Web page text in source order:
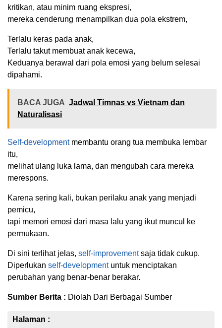
kritikan, atau minim ruang ekspresi,
mereka cenderung menampilkan dua pola ekstrem,
Terlalu keras pada anak,
Terlalu takut membuat anak kecewa,
Keduanya berawal dari pola emosi yang belum selesai
dipahami.
BACA JUGA Jadwal Timnas vs Vietnam dan
Naturalisasi
Self-developmentmembantu orang tua membuka lembar
itu,
melihat ulang luka lama, dan mengubah cara mereka
merespons.
Karena sering kali, bukan perilaku anak yang menjadi
pemicu,
tapi memori emosi dari masa lalu yang ikut muncul ke
permukaan.
Di sini terlihat jelas, self-improvementsaja tidak cukup.
Diperlukan self-developmentuntuk menciptakan
perubahan yang benar-benar berakar.
Sumber Berita : Diolah Dari Berbagai Sumber
Halaman :